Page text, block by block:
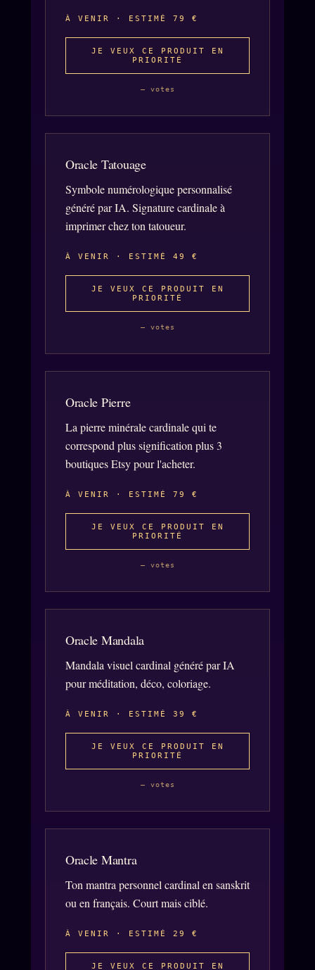
À VENIR · ESTIMÉ 79 €
JE VEUX CE PRODUIT EN
PRIORITÉ
— votes
Oracle Tatouage
Symbole numérologique personnalisé
généré par IA. Signature cardinale à
imprimer chez ton tatoueur.
À VENIR · ESTIMÉ 49 €
JE VEUX CE PRODUIT EN
PRIORITÉ
— votes
Oracle Pierre
La pierre minérale cardinale qui te
correspond plus signification plus 3
boutiques Etsy pour l'acheter.
À VENIR · ESTIMÉ 79 €
JE VEUX CE PRODUIT EN
PRIORITÉ
— votes
Oracle Mandala
Mandala visuel cardinal généré par IA
pour méditation, déco, coloriage.
À VENIR · ESTIMÉ 39 €
JE VEUX CE PRODUIT EN
PRIORITÉ
— votes
Oracle Mantra
Ton mantra personnel cardinal en sanskrit
ou en français. Court mais ciblé.
À VENIR · ESTIMÉ 29 €
JE VEUX CE PRODUIT EN